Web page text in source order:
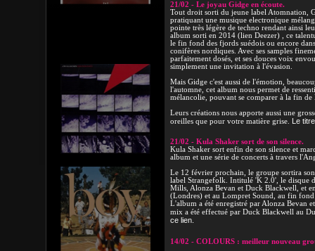
21/02 - Le joyau Gidge en écoute.
Tout droit sorti du jeune label Atomnation,
pratiquant une musique electronique
pointe très légère de techno rendant ainsi
album sorti en 2014 (lien Deezer) , ce
le fin fond des fjords suédois ou encore
conifères nordiques. Avec ses samples
parfaitement dosés, et ses douces voix
simplement une invitation à l'évasion.
Mais Gidge c'est aussi de l'émotion,
l'automne, cet album nous permet de
mélancolie, pouvant se comparer à la fin de
Leurs créations nous apporte aussi une
oreilles que pour votre matière grise.
Le
21/02 - Kula Shaker sort de son silence.
Kula Shaker sort enfin de son silence et
album et une série de concerts à travers
Le 12 février prochain, le groupe sortira
label Strangefolk. Intitulé 'K 2.0', le disque
Mills, Alonza Bevan et Duck Blackwell, et
(Londres) et au Lompret Sound, au fin
L'album a été enregistré par Alonza Bevan
mix a été effectué par Duck Blackwell au
ce lien.
14/02 - COLOURS : meilleur nouveau